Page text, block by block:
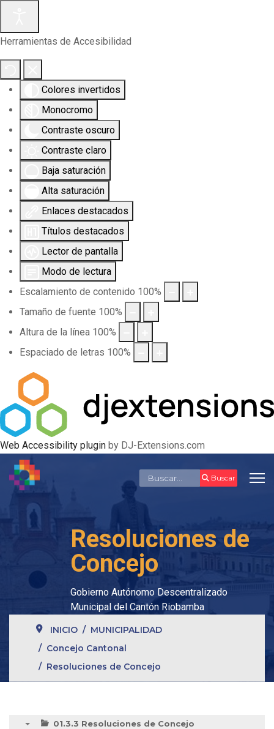
Herramientas de Accesibilidad
Colores invertidos
Monocromo
Contraste oscuro
Contraste claro
Baja saturación
Alta saturación
Enlaces destacados
Títulos destacados
Lector de pantalla
Modo de lectura
Escalamiento de contenido 100%
Tamaño de fuente 100%
Altura de la línea 100%
Espaciado de letras 100%
Web Accessibility plugin by DJ-Extensions.com
Buscar Buscar
Resoluciones de
Concejo
Gobierno Autónomo Descentralizado
Municipal del Cantón Riobamba
INICIO
MUNICIPALIDAD
Concejo Cantonal
Resoluciones de Concejo
01.3.3 Resoluciones de Concejo